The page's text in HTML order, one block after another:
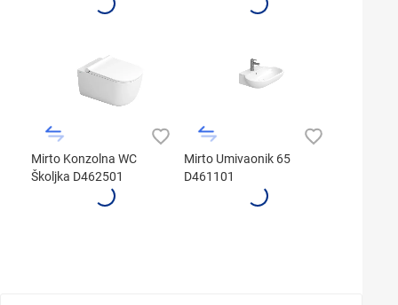
Mirto Konzolna WC
Školjka D462501
Mirto Umivaonik 65
D461101